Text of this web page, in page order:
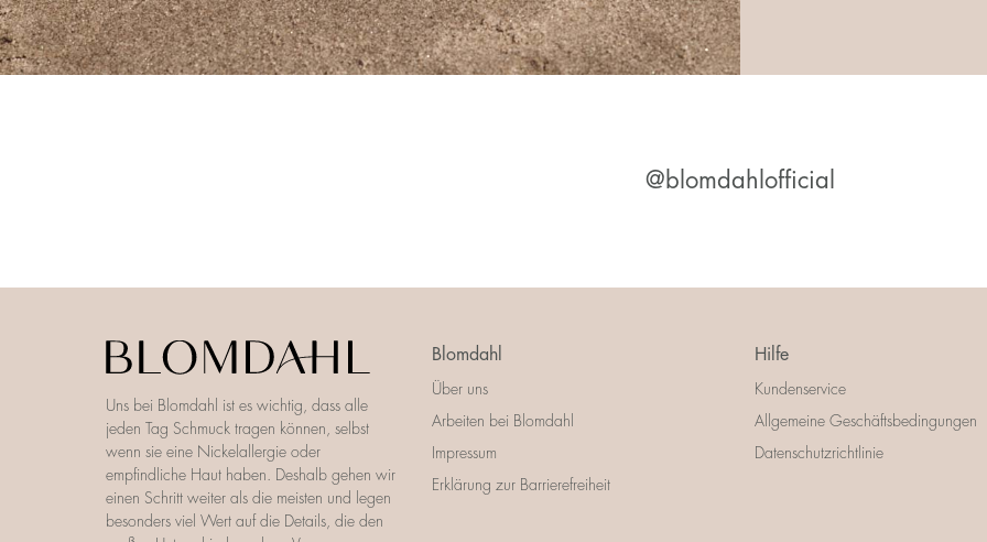
@blomdahlofficial
Uns bei Blomdahl ist es wichtig, dass alle
jeden Tag Schmuck tragen können, selbst
wenn sie eine Nickelallergie oder
empfindliche Haut haben. Deshalb gehen wir
einen Schritt weiter als die meisten und legen
besonders viel Wert auf die Details, die den
Blomdahl
Über uns
Arbeiten bei Blomdahl
Impressum
Erklärung zur Barrierefreiheit
Hilfe
Kundenservice
Allgemeine Geschäftsbedingungen
Datenschutzrichtlinie